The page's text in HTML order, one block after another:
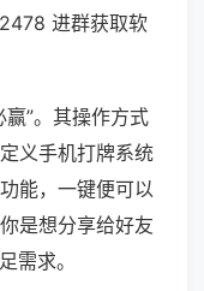
进群获取软
”。其操作方式
义手机打牌系统
能，一键便可以
是想分享给好友
需求。